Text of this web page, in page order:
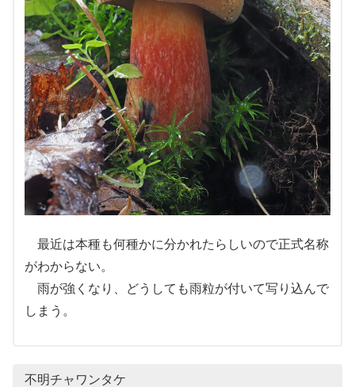
最近は本種も何種かに分かれたらしいので正式名称
がわからない。
雨が強くなり、どうしても雨粒が付いて写り込んで
しまう。
不明チャワンタケ